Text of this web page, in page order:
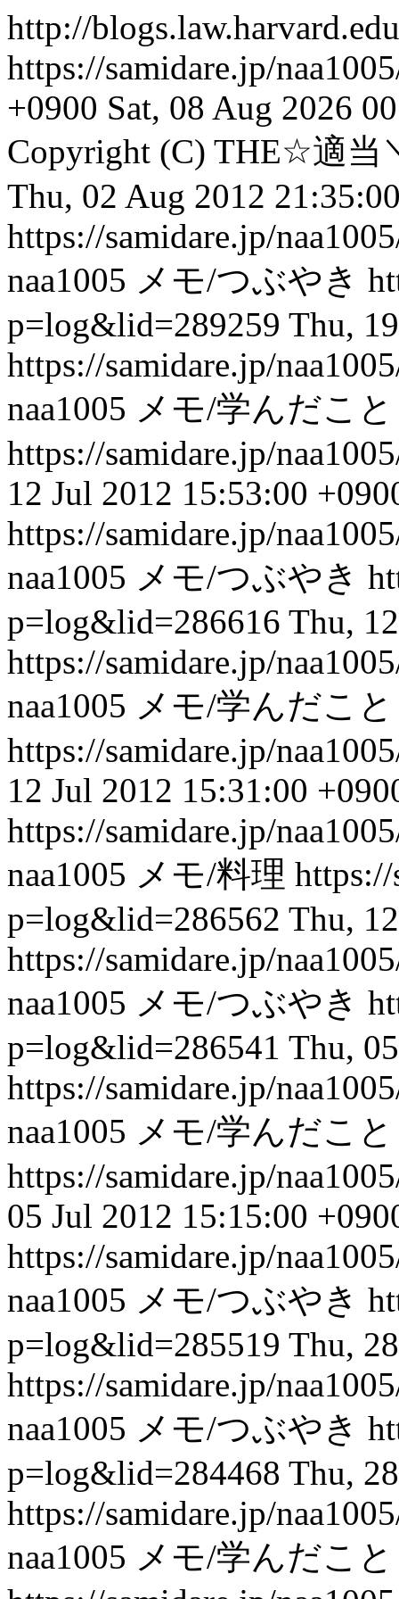
http://
https://samidare.jp/
+0900 Sat, 08 Aug 2026
Copyright (C) THE☆適当
Thu, 02 Aug 2012
https://samidare.jp/
naa1005 メモ/つぶやき
p=log&lid=289259 Thu,
https://samidare.jp/
naa1005 メモ/学んだこと
https://samidare.jp/
12 Jul 2012 15:53:00
https://samidare.jp/
naa1005 メモ/つぶやき
p=log&lid=286616 Thu,
https://samidare.jp/
naa1005 メモ/学んだこと
https://samidare.jp/
12 Jul 2012 15:31:00
https://samidare.jp/
naa1005 メモ/料理 https://
p=log&lid=286562 Thu,
https://samidare.jp/
naa1005 メモ/つぶやき
p=log&lid=286541 Thu,
https://samidare.jp/
naa1005 メモ/学んだこと
https://samidare.jp/
05 Jul 2012 15:15:00
https://samidare.jp/
naa1005 メモ/つぶやき
p=log&lid=285519 Thu,
https://samidare.jp/
naa1005 メモ/つぶやき
p=log&lid=284468 Thu,
https://samidare.jp/
naa1005 メモ/学んだこと